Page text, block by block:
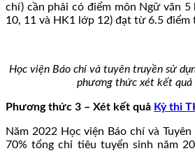
chí) cần phải có điểm môn Ngữ văn
10, 11 và HK1 lớp 12) đạt từ 6.5 điểm
Học viện Báo chí và tuyên truyền sử
phương thức xét kết quả
Phương thức 3 – Xét kết quả Kỳ thi
Năm 2022 Học viện Báo chí và
70% tổng chỉ tiêu tuyển sinh năm